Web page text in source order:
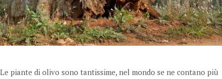
Le piante di olivo sono tantissime, nel mondo se ne contano più